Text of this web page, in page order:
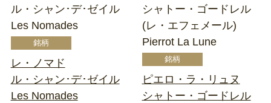
ル・シャン･デ･ゼイル
Les Nomades
レ・ノマド
ル・シャン･デ･ゼイル
Les Nomades
シャトー・ゴードレル
(レ・エフェメール)
Pierrot La Lune
ピエロ・ラ・リュヌ
シャトー・ゴードレル